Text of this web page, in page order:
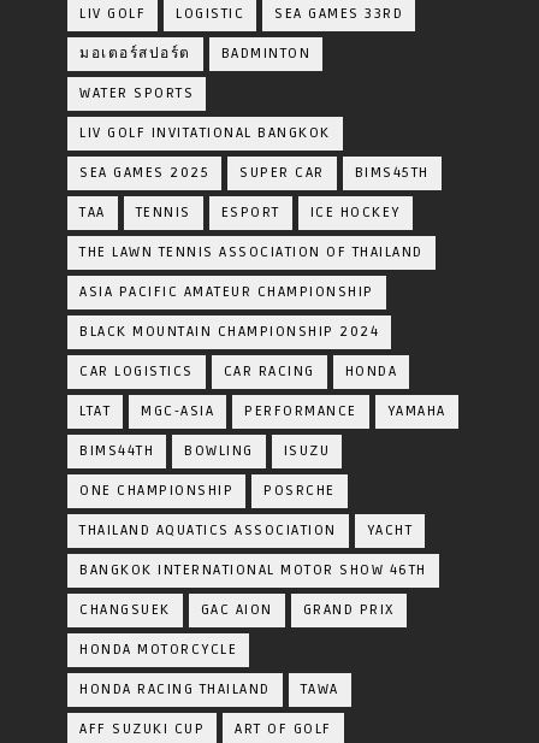
LIV GOLF LOGISTIC SEA GAMES 33RD
มอเตอร์สปอร์ต BADMINTON
WATER SPORTS
LIV GOLF INVITATIONAL BANGKOK
SEA GAMES 2025 SUPER CAR BIMS45TH
TAA TENNIS ESPORT ICE HOCKEY
THE LAWN TENNIS ASSOCIATION OF THAILAND
ASIA PACIFIC AMATEUR CHAMPIONSHIP
BLACK MOUNTAIN CHAMPIONSHIP 2024
CAR LOGISTICS CAR RACING HONDA
LTAT MGC-ASIA PERFORMANCE YAMAHA
BIMS44TH BOWLING ISUZU
ONE CHAMPIONSHIP POSRCHE
THAILAND AQUATICS ASSOCIATION YACHT
BANGKOK INTERNATIONAL MOTOR SHOW 46TH
CHANGSUEK GAC AION GRAND PRIX
HONDA MOTORCYCLE
HONDA RACING THAILAND TAWA
AFF SUZUKI CUP ART OF GOLF